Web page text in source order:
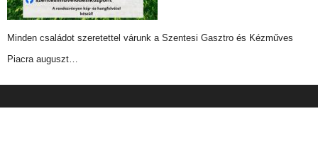
Minden családot szeretettel várunk a Szentesi Gasztro és Kézműves
Piacra auguszt…